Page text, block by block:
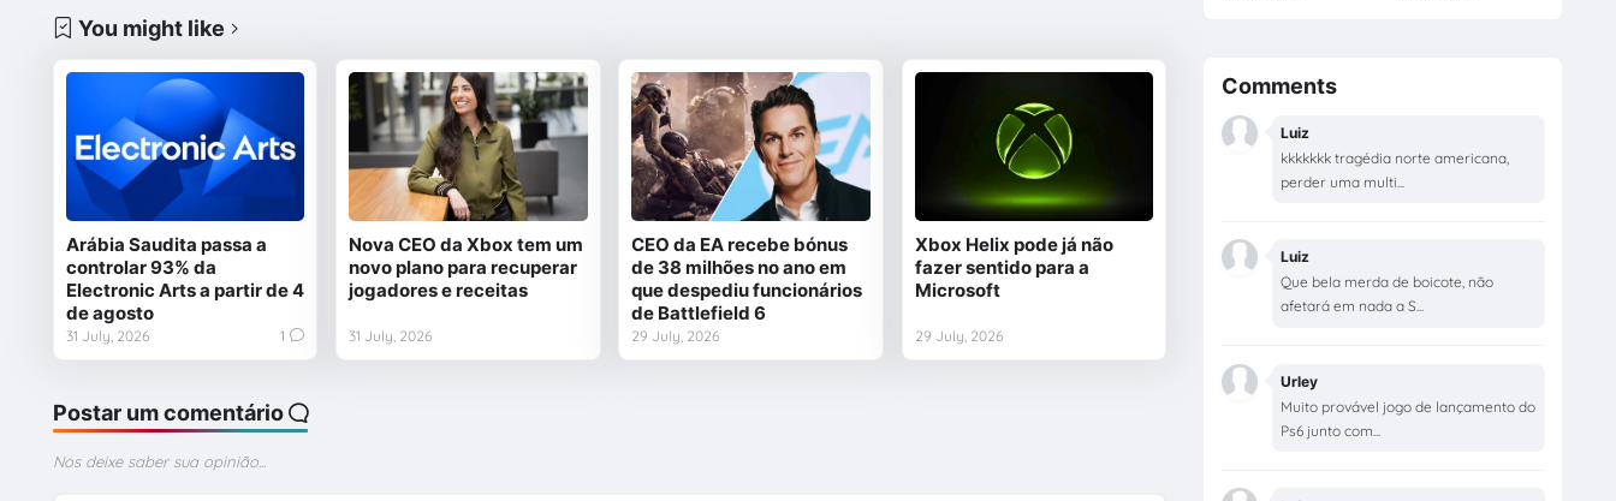
You might like
Arábia Saudita passa a
controlar 93% da
Electronic Arts a partir de 4
de agosto
31 July, 2026 1
Nova CEO da Xbox tem um
novo plano para recuperar
jogadores e receitas
31 July, 2026
CEO da EA recebe bónus
de 38 milhões no ano em
que despediu funcionários
de Battlefield 6
29 July, 2026
Xbox Helix pode já não
fazer sentido para a
Microsoft
29 July, 2026
Postar um comentário
Nos deixe saber sua opinião...
Comments
Luiz
kkkkkkk tragédia norte americana,
perder uma multi...
Luiz
Que bela merda de boicote, não
afetará em nada a S...
Urley
Muito provável jogo de lançamento do
Ps6 junto com...